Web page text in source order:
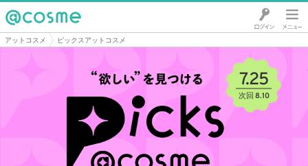
@cosme
アットコスメ ピックスアットコスメ
7.25
8.10